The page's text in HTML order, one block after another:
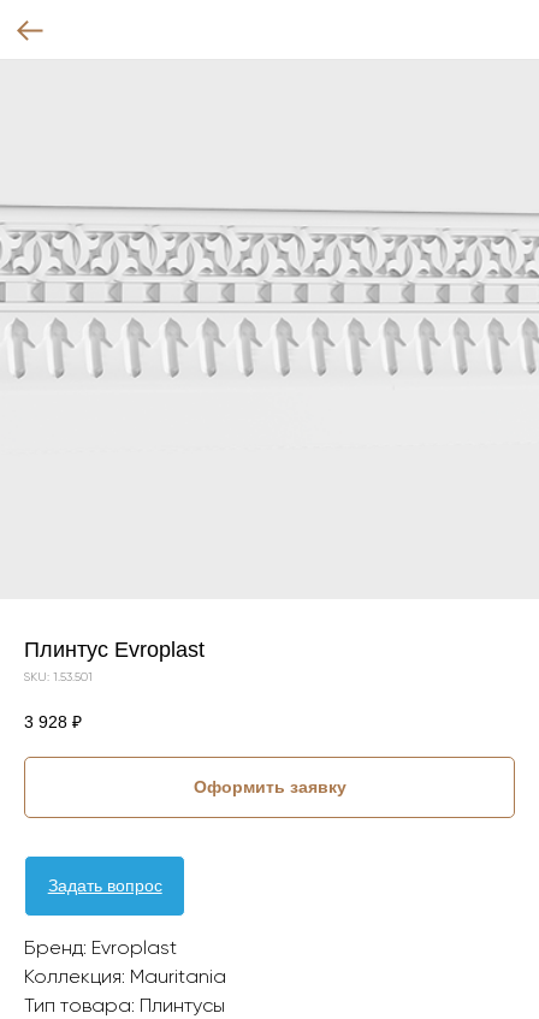
Плинтус Evroplast
SKU: 1.53.501
3 928 ₽
Оформить заявку
Задать вопрос
Бренд: Evroplast
Коллекция: Mauritania
Тип товара: Плинтусы